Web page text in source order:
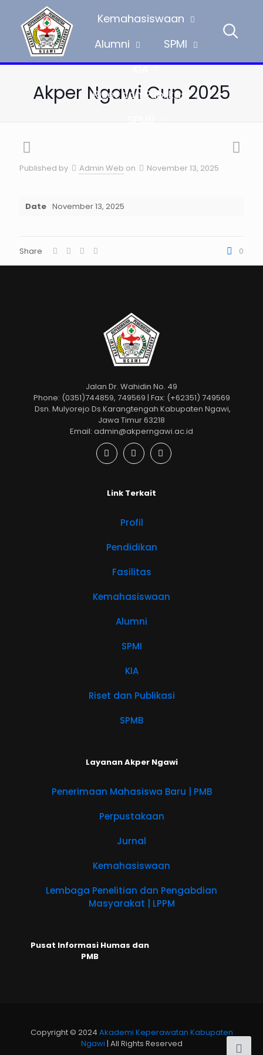
Kemahasiswaan
Alumni
SPMI
KIA
Riset dan Publikasi
Akper Ngawi Cup 2025
Published by Admin Web on November 13, 2025
Date November 13, 2025
Share 0
Jalan Dr. Wahidin No. 49
Phone: (0351)744859, 749569 | Fax: (+62351) 749569
Dsn. Mulyorejo Ds.Karangtengah Kabupaten Ngawi,
Jawa Timur 63218
Email: admin@akperngawi.ac.id
Link Terkait
Profil
Pendidikan
Fasilitas
Kemahasiswaan
Alumni
SPMI
KIA
Riset dan Publikasi
SPMB
Layanan Akper Ngawi
Penerimaan Mahasiswa Baru | PMB
Perpustakaan
Jurnal
Kemahasiswaan
Lembaga Penelitian dan Pengabdian
Masyarakat | LPPM
Pusat Informasi Humas dan
PMB
Copyright © 2024 Akademi Keperawatan Kabupaten
Ngawi | All Rights Reserved